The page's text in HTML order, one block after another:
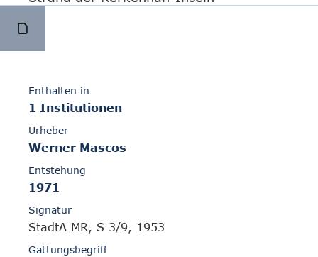
Enthalten in
1 Institutionen
Urheber
Werner Mascos
Entstehung
1971
Signatur
StadtA MR, S 3/9, 1953
Gattungsbegriff